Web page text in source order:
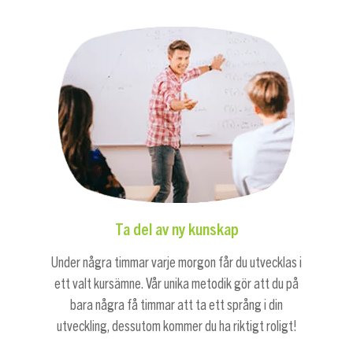
Ta del av ny kunskap
Under några timmar varje morgon får du utvecklas i
ett valt kursämne. Vår unika metodik gör att du på
bara några få timmar att ta ett språng i din
utveckling, dessutom kommer du ha riktigt roligt!